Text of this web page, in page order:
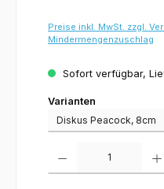
Preise inkl. MwSt. zzgl.
Mindermengenzuschlag
Sofort verfügbar,
Varianten
Varianten